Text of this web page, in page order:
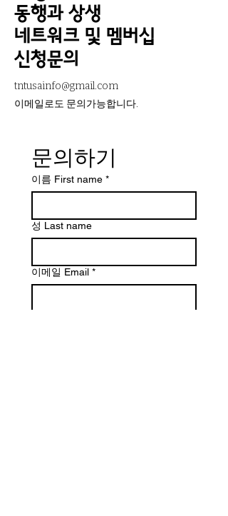
동행과 상생
네트워크 및 멤버십
신청문의
tntusainfo@gmail.com
​이메일로도 문의가능합니다.
문의하기
이름 First name *
성 Last name
이메일 Email *